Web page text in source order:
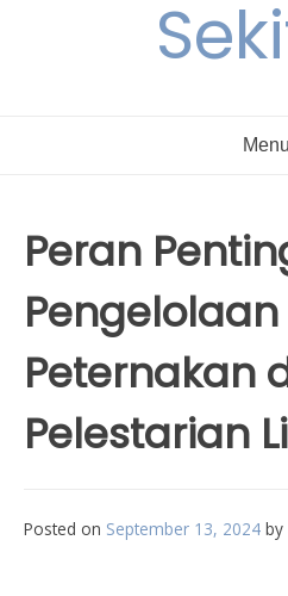
Menu
Peran
Peternakan
Pelestarian
Posted on September 13, 2024 by